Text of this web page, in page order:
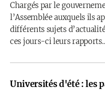
Chargés par le
l’Assemblée auxquels ils
différents sujets
ces jours-ci leurs
Universités d'été : les